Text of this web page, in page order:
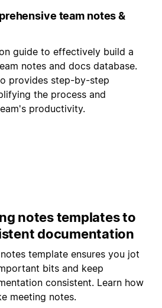
team notes &
guide to effectively build a
notes and docs database.
provides step-by-step
the process and
productivity.
notes templates to
documentation
template ensures you jot
bits and keep
consistent. Learn how
meeting notes.